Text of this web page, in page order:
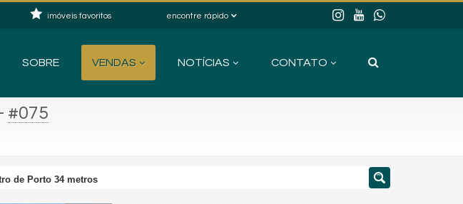
encontre rápido
imóveis favoritos
SOBRE VENDAS NOTÍCIAS CONTATO
- #075
de Porto 34 metros